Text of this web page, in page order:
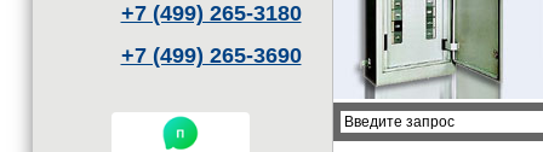
+7 (499) 265-3180
+7 (499) 265-3690